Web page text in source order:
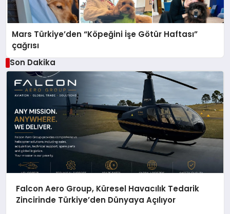
Mars Türkiye’den “Köpeğini İşe Götür Haftası”
çağrısı
Son Dakika
Falcon Aero Group, Küresel Havacılık Tedarik
Zincirinde Türkiye’den Dünyaya Açılıyor